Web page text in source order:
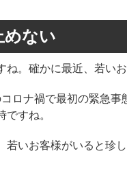
めない
。確かに最近、若いお
ロナ禍で最初の緊急事
すね。
いお客様がいると珍